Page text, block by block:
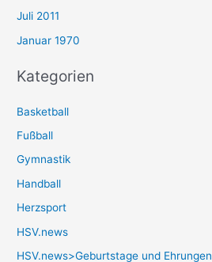
Juli 2011
Januar 1970
Kategorien
Basketball
Fußball
Gymnastik
Handball
Herzsport
HSV.news
HSV.news>Geburtstage und Ehrungen